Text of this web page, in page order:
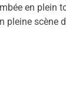
en plein
pleine scène